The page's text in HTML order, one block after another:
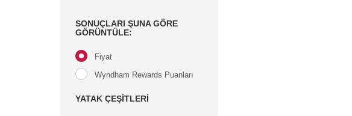
SONUÇLARI ŞUNA GÖRE
GÖRÜNTÜLE:
Fiyat
Wyndham Rewards Puanları
YATAK ÇEŞİTLERİ